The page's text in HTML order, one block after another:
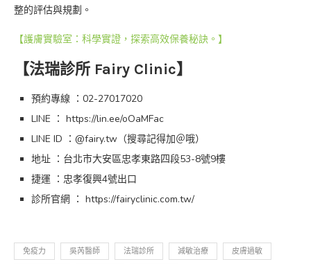
整的評估與規劃。
【護膚實驗室：科學實證，探索高效保養秘訣。】
【法瑞診所 Fairy Clinic】
預約專線 ：02-27017020
LINE ： https://lin.ee/oOaMFac
LINE ID ：@fairy.tw（搜尋記得加＠哦）
地址 ：台北市大安區忠孝東路四段53-8號9樓
捷運 ：忠孝復興4號出口
診所官網 ： https://fairyclinic.com.tw/
免疫力 吳芮醫師 法瑞診所 減敏治療 皮膚過敏